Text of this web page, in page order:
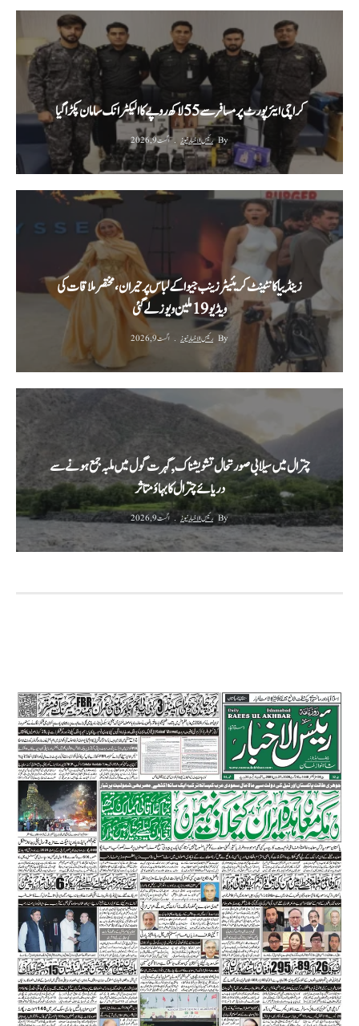
کراچی ایئرپورٹ پر مسافر سے 55 لاکھ روپے کا الیکٹرانک سامان پکڑا گیا
By رئیس الاخبار نیوز اگست 9, 2026
زینڈییا کانٹینٹ کریئیٹر زینب جیوا کے لباس پر حیران، مختصر ملاقات کی
ویڈیو 19 ملین ویوز لے گئی
By رئیس الاخبار نیوز اگست 9, 2026
چترال میں سیلابی صورتحال تشویشناک,گہرت گول میں ملبہ جمع ہونے سے
دریائے چترال کا بہاؤ متاثر
By رئیس الاخبار نیوز اگست 9, 2026